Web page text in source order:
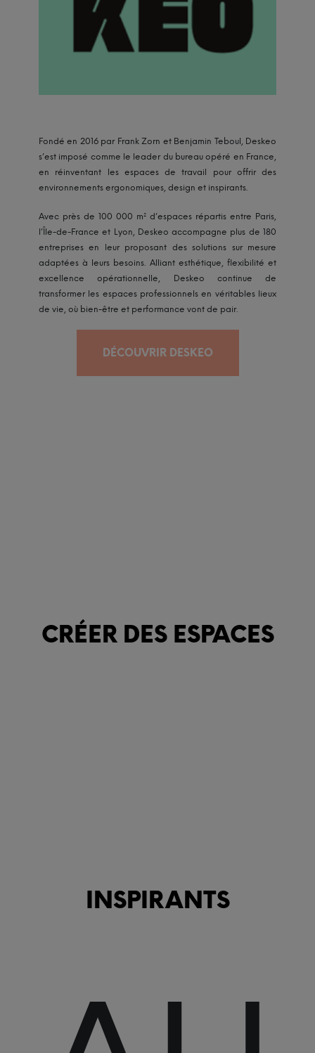
Fondé en 2016 par Frank Zorn et Benjamin Teboul, Deskeo
s’est imposé comme le leader du bureau opéré en France,
en réinventant les espaces de travail pour offrir des
environnements ergonomiques, design et inspirants.
Avec près de 100 000 m² d’espaces répartis entre Paris,
l’Île-de-France et Lyon, Deskeo accompagne plus de 180
entreprises en leur proposant des solutions sur mesure
adaptées à leurs besoins. Alliant esthétique, flexibilité et
excellence opérationnelle, Deskeo continue de
transformer les espaces professionnels en véritables lieux
de vie, où bien-être et performance vont de pair.
DÉCOUVRIR DESKEO
CRÉER DES ESPACES
INSPIRANTS